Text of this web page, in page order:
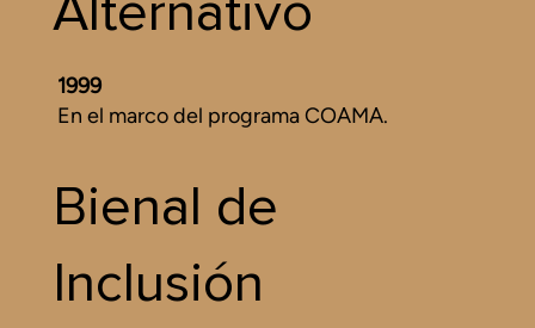
Alternativo
1999
En el marco del programa COAMA.
Bienal de
Inclusión